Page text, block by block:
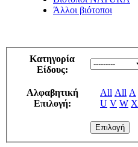
Άλλοι βιότοποι
Κατηγορία
Είδους:
Αλφαβητική
Επιλογή:
All All A
U V W X